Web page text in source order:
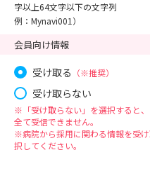
字以上64文字以下の文字列
例：Mynavi001）
会員向け情報
受け取る （※推奨）
受け取らない
※「受け取らない」を選択すると
全て受信できません。
※病院から採用に関わる情報を受
択してください。